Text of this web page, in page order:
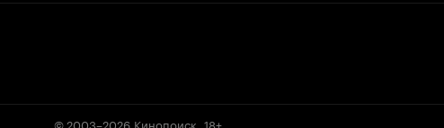
© 2003–2026 Кинопоиск 18+